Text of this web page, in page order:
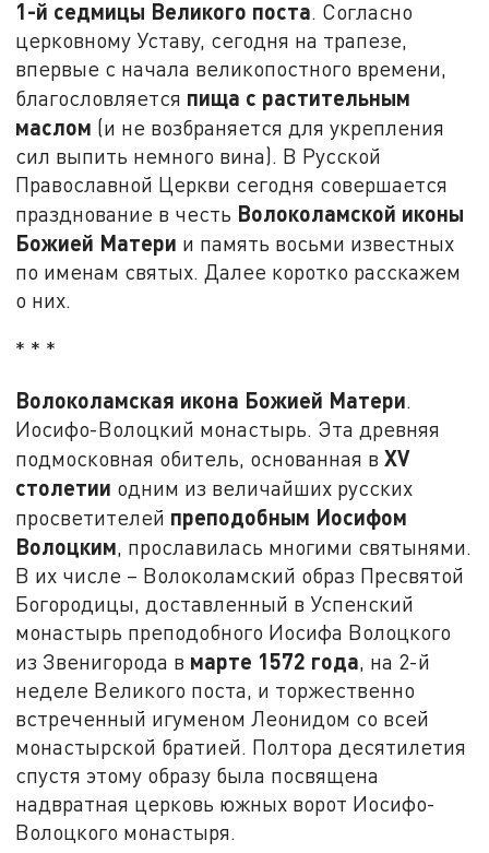
1-й седмицы Великого поста. Согласно
церковному Уставу, сегодня на трапезе,
впервые с начала великопостного времени,
благословляется пища с растительным
маслом (и не возбраняется для укрепления
сил выпить немного вина). В Русской
Православной Церкви сегодня совершается
празднование в честь Волоколамской иконы
Божией Матери и память восьми известных
по именам святых. Далее коротко расскажем
о них.
* * *
Волоколамская икона Божией Матери.
Иосифо-Волоцкий монастырь. Эта древняя
подмосковная обитель, основанная вXV
столетии одним из величайших русских
просветителей преподобным Иосифом
Волоцким, прославилась многими святынями.
В их числе – Волоколамский образ Пресвятой
Богородицы, доставленный в Успенский
монастырь преподобного Иосифа Волоцкого
из Звенигорода в марте 1572 года, на 2-й
неделе Великого поста, и торжественно
встреченный игуменом Леонидом со всей
монастырской братией. Полтора десятилетия
спустя этому образу была посвящена
надвратная церковь южных ворот Иосифо-
Волоцкого монастыря.